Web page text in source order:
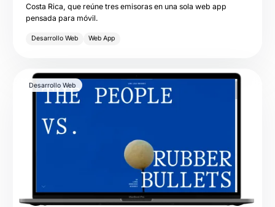
Costa Rica, que reúne tres emisoras en una sola web app
pensada para móvil.
Desarrollo Web Web App
Desarrollo Web